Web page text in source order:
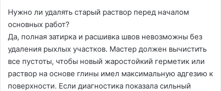
Нужно ли удалять старый раствор перед началом
основных работ?
Да, полная затирка и расшивка швов невозможны без
удаления рыхлых участков. Мастер должен вычистить
все пустоты, чтобы новый жаростойкий герметик или
раствор на основе глины имел максимальную адгезию к
поверхности. Если диагностика показала сильный